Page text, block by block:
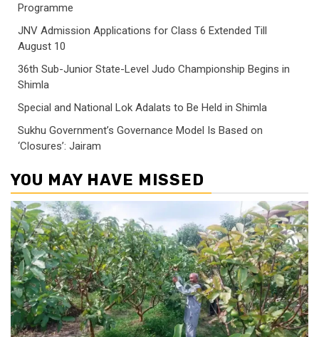
Programme
JNV Admission Applications for Class 6 Extended Till
August 10
36th Sub-Junior State-Level Judo Championship Begins in
Shimla
Special and National Lok Adalats to Be Held in Shimla
Sukhu Government’s Governance Model Is Based on
‘Closures’: Jairam
YOU MAY HAVE MISSED